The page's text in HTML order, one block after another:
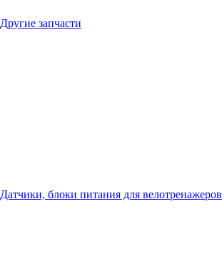
Другие запчасти
Датчики, блоки питания для велотренажеров